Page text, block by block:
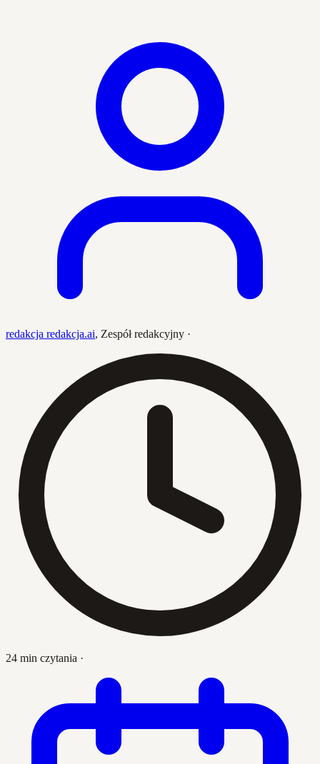
redakcja redakcja.ai, Zespół redakcyjny ·
24 min czytania ·